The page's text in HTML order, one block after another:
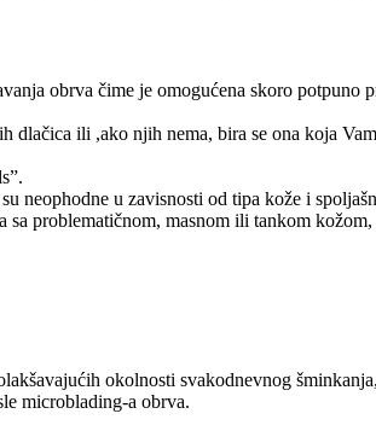
obrva čime je omogućena skoro
dlačica ili ,ako njih nema, bira se ona koja
neophodne u zavisnosti od tipa kože i
problematičnom, masnom ili tankom
okolnosti svakodnevnog
microblading-a obrva.